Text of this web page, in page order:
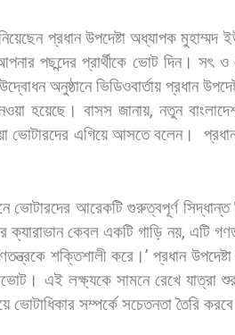
প্রধান উপদেষ্টা অধ্যাপক মুহাম্মদ
পছন্দের প্রার্থীকে ভোট দিন। সৎ ও
উদ্বোধন অনুষ্ঠানে ভিডিওবার্তায় প্রধান
হয়েছে। বাসস জানায়,নতুন
ভোটারদের এগিয়ে আসতে বলেন।
ভোটারদের আরেকটি গুরুত্বপূর্ণ সিদ্ধান্ত
ক্যারাভান কেবল একটি গাড়ি নয়, এটি
শক্তিশালী করে।’ প্রধান উপদেষ্টা
এই লক্ষ্যকে সামনে রেখে যাত্রা
ভোটাধিকার সম্পর্কে সচেতনতা তৈরি করবে